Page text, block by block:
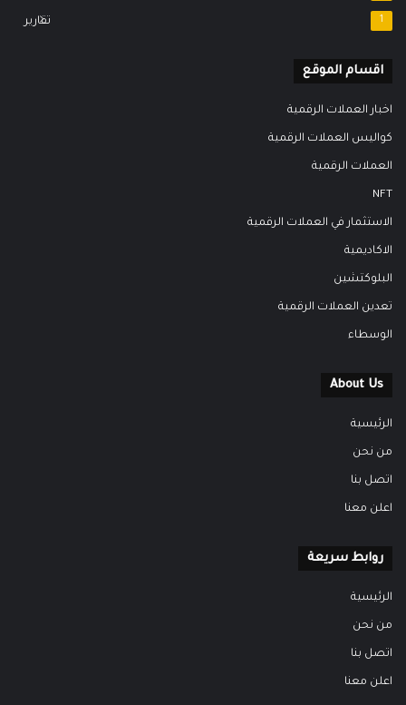
تقارير 1
اقسام الموقع
اخبار العملات الرقمية
كواليس العملات الرقمية
العملات الرقمية
NFT
الاستثمار في العملات الرقمية
الاكاديمية
البلوكتشين
تعدين العملات الرقمية
الوسطاء
About Us
الرئيسية
من نحن
اتصل بنا
اعلن معنا
روابط سريعة
الرئيسية
من نحن
اتصل بنا
اعلن معنا